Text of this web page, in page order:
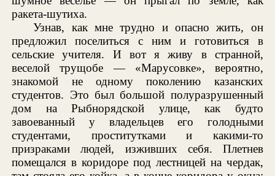
ракета-шутиха.
Узнав, как мне трудно и опасно жить, он
предложил поселиться с ним и готовиться в
сельские учителя. И вот я живу в странной,
веселой трущобе — «Марусовке», вероятно,
знакомой не одному поколению казанских
студентов. Это был большой полуразрушенный
дом на Рыбнорядской улице, как будто
завоеванный у владельцев его голодными
студентами, проститутками и какими-то
призраками людей, изживших себя. Плетнев
помещался в коридоре под лестницей на чердак,